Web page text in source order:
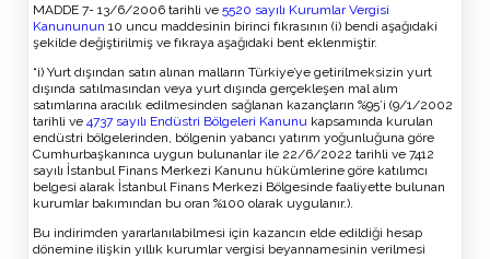
MADDE 7- 13/6/2006 tarihli ve 5520 sayılı Kurumlar Vergisi
Kanununun 10 uncu maddesinin birinci fıkrasının (i) bendi aşağıdaki
şekilde değiştirilmiş ve fıkraya aşağıdaki bent eklenmiştir.
“i) Yurt dışından satın alınan malların Türkiye’ye getirilmeksizin yurt
dışında satılmasından veya yurt dışında gerçekleşen mal alım
satımlarına aracılık edilmesinden sağlanan kazançların %95’i (9/1/2002
tarihli ve 4737 sayılı Endüstri Bölgeleri Kanunu kapsamında kurulan
endüstri bölgelerinden, bölgenin yabancı yatırım yoğunluğuna göre
Cumhurbaşkanınca uygun bulunanlar ile 22/6/2022 tarihli ve 7412
sayılı İstanbul Finans Merkezi Kanunu hükümlerine göre katılımcı
belgesi alarak İstanbul Finans Merkezi Bölgesinde faaliyette bulunan
kurumlar bakımından bu oran %100 olarak uygulanır.).
Bu indirimden yararlanılabilmesi için kazancın elde edildiği hesap
dönemine ilişkin yıllık kurumlar vergisi beyannamesinin verilmesi